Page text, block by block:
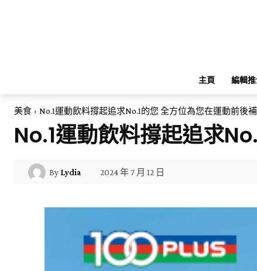
主頁 編輯
美食 No.1運動飲料撐起追求No.1的您 全方位為您在運動前後
No.1運動飲料撐起追求
By Lydia 2024 年 7 月 12 日